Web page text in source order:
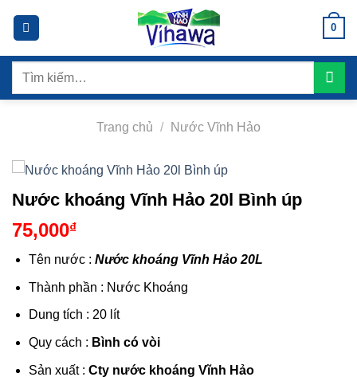
0
Tìm
Trang chủ / Nước Vĩnh Hảo
Nước khoáng Vĩnh Hảo 20l Bình úp
75,000₫
Tên nước : Nước khoáng Vĩnh Hảo 20L
Thành phần : Nước Khoáng
Dung tích : 20 lít
Quy cách : Bình có vòi
Sản xuất : Cty nước khoáng Vĩnh Hảo